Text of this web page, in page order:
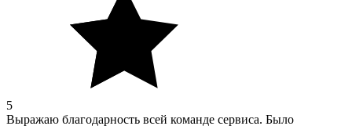
5
Выражаю благодарность всей команде сервиса. Было